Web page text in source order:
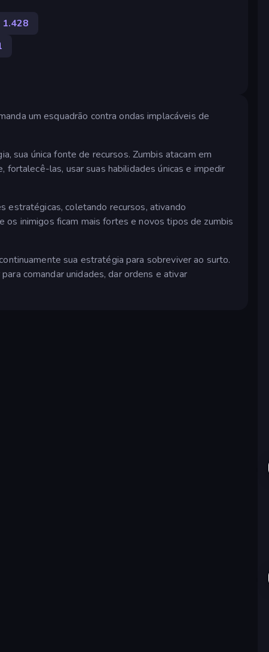
1.428
um esquadrão contra ondas implacáveis de
sua única fonte de recursos. Zumbis atacam em
fortalecê-las, usar suas habilidades únicas e impedir
estratégicas, coletando recursos, ativando
os inimigos ficam mais fortes e novos tipos de zumbis
sua estratégia para sobreviver ao surto.
comandar unidades, dar ordens e ativar